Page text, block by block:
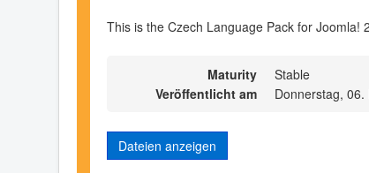
This is the Czech Language Pack for Joomla!
Maturity
Stable
Veröffentlicht am
Donnerstag,
Dateien anzeigen